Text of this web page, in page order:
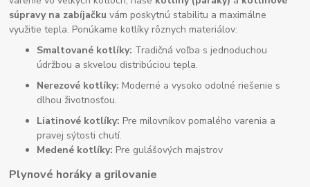
súpravy na zabíjačku vám poskytnú stabilitu a maximálne
využitie tepla. Ponúkame kotlíky rôznych materiálov:
Smaltované kotlíky: Tradičná voľba s jednoduchou
údržbou a skvelou distribúciou tepla.
Nerezové kotlíky: Moderné a vysoko odolné riešenie s
dlhou životnosťou.
Liatinové kotlíky: Pre milovníkov pomalého varenia a
pravej sýtosti chutí.
Medené kotlíky: Pre gulášových majstrov
Plynové horáky a grilovanie